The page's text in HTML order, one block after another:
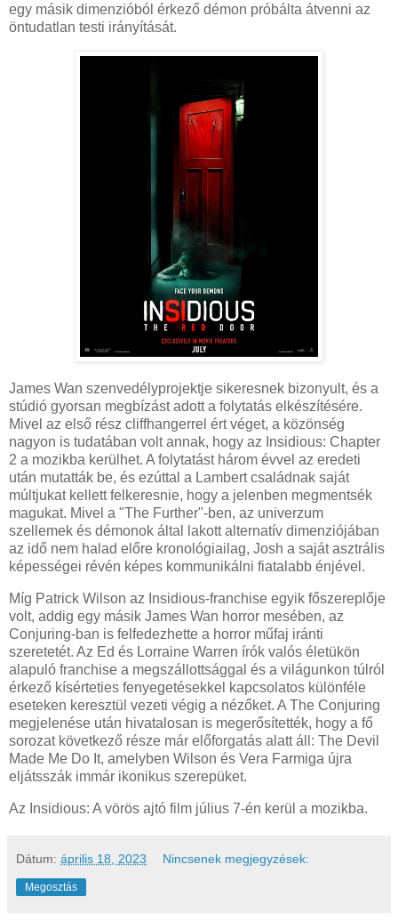
egy másik dimenzióból érkező démon próbálta átvenni az
öntudatlan testi irányítását.
James Wan szenvedélyprojektje sikeresnek bizonyult, és a
stúdió gyorsan megbízást adott a folytatás elkészítésére.
Mivel az első rész cliffhangerrel ért véget, a közönség
nagyon is tudatában volt annak, hogy az Insidious: Chapter
2 a mozikba kerülhet. A folytatást három évvel az eredeti
után mutatták be, és ezúttal a Lambert családnak saját
múltjukat kellett felkeresnie, hogy a jelenben megmentsék
magukat. Mivel a "The Further"-ben, az univerzum
szellemek és démonok által lakott alternatív dimenziójában
az idő nem halad előre kronológiailag, Josh a saját asztrális
képességei révén képes kommunikálni fiatalabb énjével.
Míg Patrick Wilson az Insidious-franchise egyik főszereplője
volt, addig egy másik James Wan horror mesében, az
Conjuring-ban is felfedezhette a horror műfaj iránti
szeretetét. Az Ed és Lorraine Warren írók valós életükön
alapuló franchise a megszállottsággal és a világunkon túlról
érkező kísérteties fenyegetésekkel kapcsolatos különféle
eseteken keresztül vezeti végig a nézőket. A The Conjuring
megjelenése után hivatalosan is megerősítették, hogy a fő
sorozat következő része már előforgatás alatt áll: The Devil
Made Me Do It, amelyben Wilson és Vera Farmiga újra
eljátsszák immár ikonikus szerepüket.
Az Insidious: A vörös ajtó film július 7-én kerül a mozikba.
Dátum: április 18, 2023 Nincsenek megjegyzések:
Megosztás